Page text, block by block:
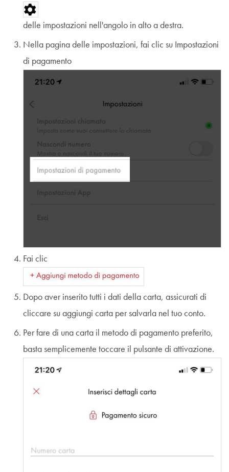
delle impostazioni nell'angolo in alto a destra.
Nella pagina delle impostazioni, fai clic su Impostazioni
di pagamento
Fai clic
Dopo aver inserito tutti i dati della carta, assicurati di
cliccare su aggiungi carta per salvarla nel tuo conto.
Per fare di una carta il metodo di pagamento preferito,
basta semplicemente toccare il pulsante di attivazione.